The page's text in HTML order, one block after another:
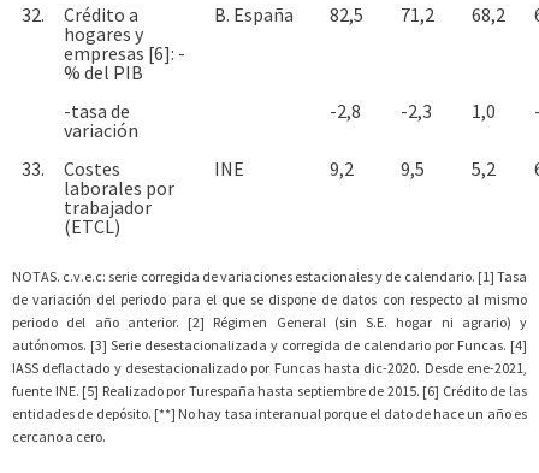
32.
Crédito a
hogares y
empresas [6]: -
% del PIB
B. España 82,5 71,2 68,2
-tasa de
variación
-2,8 -2,3 1,0
33.
Costes
laborales por
trabajador
(ETCL)
INE 9,2 9,5 5,2
NOTAS. c.v.e.c: serie corregida de variaciones estacionales y de calendario. [1] Tasa
de variación del periodo para el que se dispone de datos con respecto al mismo
periodo del año anterior. [2] Régimen General (sin S.E. hogar ni agrario) y
autónomos. [3] Serie desestacionalizada y corregida de calendario por Funcas. [4]
IASS deflactado y desestacionalizado por Funcas hasta dic-2020. Desde ene-2021,
fuente INE. [5] Realizado por Turespaña hasta septiembre de 2015. [6] Crédito de las
entidades de depósito. [**] No hay tasa interanual porque el dato de hace un año es
cercano a cero.